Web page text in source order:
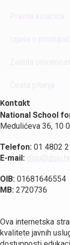
Kontakt
National School
Medulićeva 36, 10
Telefon: 01 4802
E-mail:
OIB: 01681646554
MB: 2720736
Ova internetska
kvalitete javnih